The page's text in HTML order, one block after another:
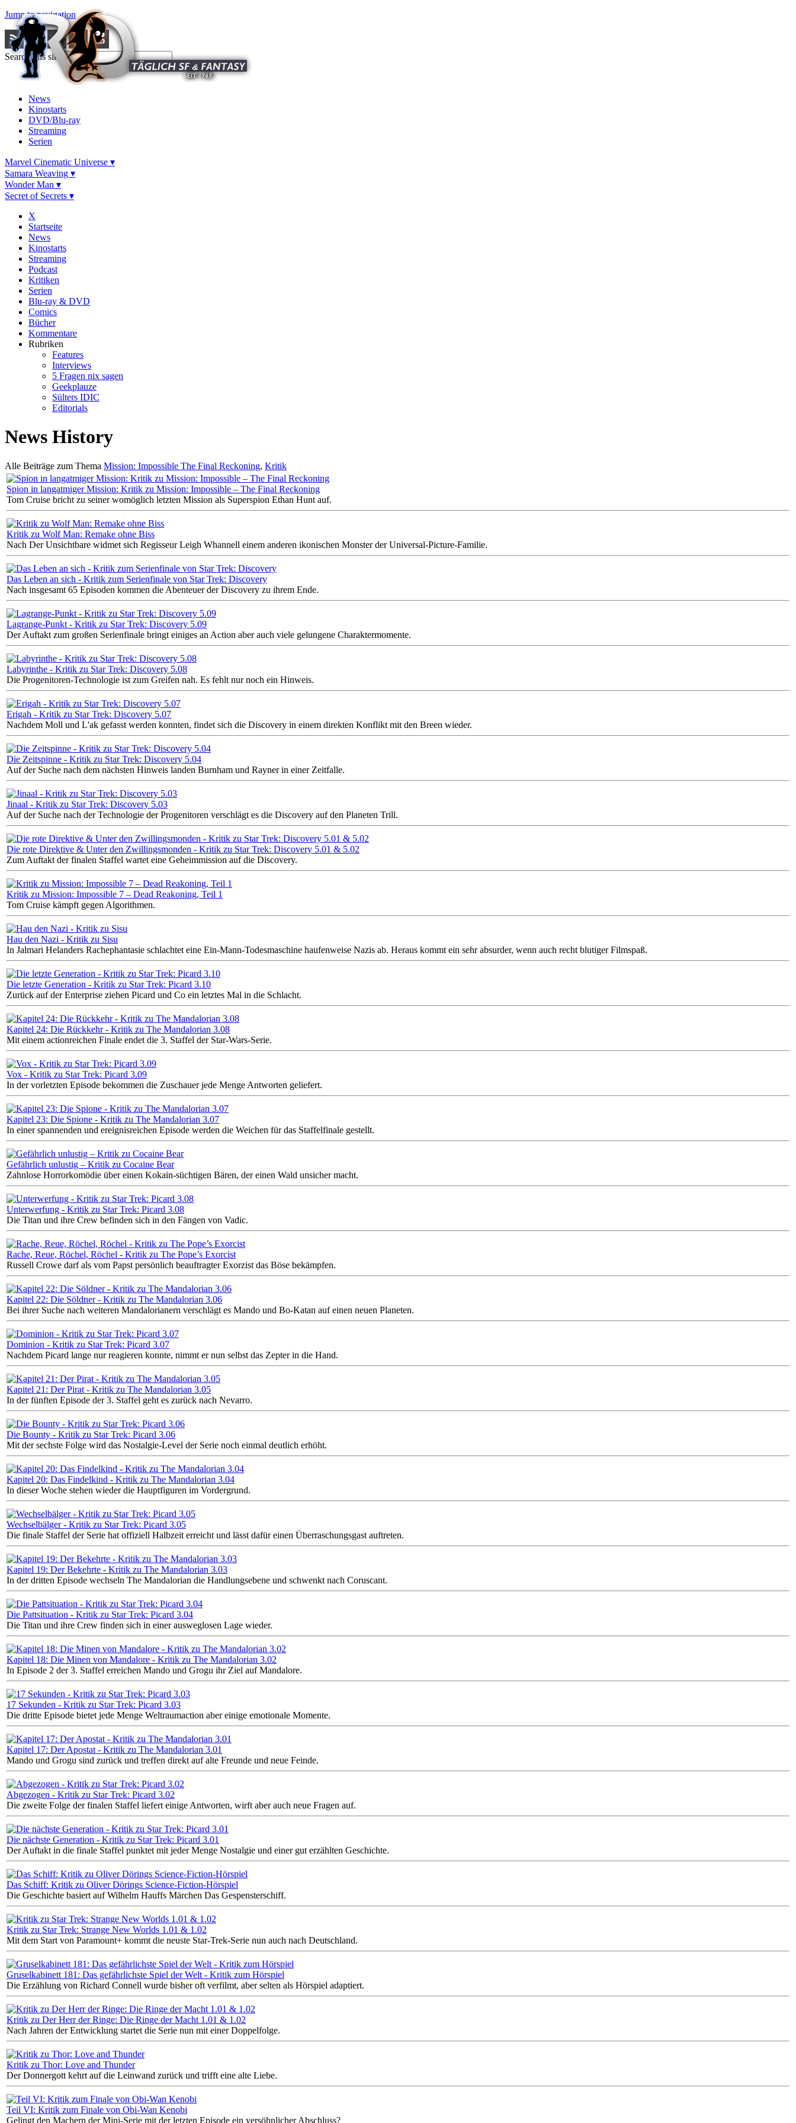
Jump to navigation
Search this site
News
Kinostarts
DVD/Blu-ray
Streaming
Serien
Marvel Cinematic Universe ▾
Samara Weaving ▾
Wonder Man ▾
Secret of Secrets ▾
X
Startseite
News
Kinostarts
Streaming
Podcast
Kritiken
Serien
Blu-ray & DVD
Comics
Bücher
Kommentare
Rubriken
Features
Interviews
5 Fragen nix sagen
Geekplauze
Sülters IDIC
Editorials
News History
Alle Beiträge zum Thema Mission: Impossible The Final Reckoning, Kritik
Spion in langatmiger Mission: Kritik zu Mission: Impossible – The Final Reckoning
Tom Cruise bricht zu seiner womöglich letzten Mission als Superspion Ethan Hunt auf.
Kritik zu Wolf Man: Remake ohne Biss
Nach Der Unsichtbare widmet sich Regisseur Leigh Whannell einem anderen ikonischen Monster der Universal-Picture-Familie.
Das Leben an sich - Kritik zum Serienfinale von Star Trek: Discovery
Nach insgesamt 65 Episoden kommen die Abenteuer der Discovery zu ihrem Ende.
Lagrange-Punkt - Kritik zu Star Trek: Discovery 5.09
Der Auftakt zum großen Serienfinale bringt einiges an Action aber auch viele gelungene Charaktermomente.
Labyrinthe - Kritik zu Star Trek: Discovery 5.08
Die Progenitoren-Technologie ist zum Greifen nah. Es fehlt nur noch ein Hinweis.
Erigah - Kritik zu Star Trek: Discovery 5.07
Nachdem Moll und L'ak gefasst werden konnten, findet sich die Discovery in einem direkten Konflikt mit den Breen wieder.
Die Zeitspinne - Kritik zu Star Trek: Discovery 5.04
Auf der Suche nach dem nächsten Hinweis landen Burnham und Rayner in einer Zeitfalle.
Jinaal - Kritik zu Star Trek: Discovery 5.03
Auf der Suche nach der Technologie der Progenitoren verschlägt es die Discovery auf den Planeten Trill.
Die rote Direktive & Unter den Zwillingsmonden - Kritik zu Star Trek: Discovery 5.01 & 5.02
Zum Auftakt der finalen Staffel wartet eine Geheimmission auf die Discovery.
Kritik zu Mission: Impossible 7 – Dead Reakoning, Teil 1
Tom Cruise kämpft gegen Algorithmen.
Hau den Nazi - Kritik zu Sisu
In Jalmari Helanders Rachephantasie schlachtet eine Ein-Mann-Todesmaschine haufenweise Nazis ab. Heraus kommt ein sehr absurder, wenn auch recht blutiger Filmspaß.
Die letzte Generation - Kritik zu Star Trek: Picard 3.10
Zurück auf der Enterprise ziehen Picard und Co ein letztes Mal in die Schlacht.
Kapitel 24: Die Rückkehr - Kritik zu The Mandalorian 3.08
Mit einem actionreichen Finale endet die 3. Staffel der Star-Wars-Serie.
Vox - Kritik zu Star Trek: Picard 3.09
In der vorletzten Episode bekommen die Zuschauer jede Menge Antworten geliefert.
Kapitel 23: Die Spione - Kritik zu The Mandalorian 3.07
In einer spannenden und ereignisreichen Episode werden die Weichen für das Staffelfinale gestellt.
Gefährlich unlustig – Kritik zu Cocaine Bear
Zahnlose Horrorkomödie über einen Kokain-süchtigen Bären, der einen Wald unsicher macht.
Unterwerfung - Kritik zu Star Trek: Picard 3.08
Die Titan und ihre Crew befinden sich in den Fängen von Vadic.
Rache, Reue, Röchel, Röchel - Kritik zu The Pope’s Exorcist
Russell Crowe darf als vom Papst persönlich beauftragter Exorzist das Böse bekämpfen.
Kapitel 22: Die Söldner - Kritik zu The Mandalorian 3.06
Bei ihrer Suche nach weiteren Mandalorianern verschlägt es Mando und Bo-Katan auf einen neuen Planeten.
Dominion - Kritik zu Star Trek: Picard 3.07
Nachdem Picard lange nur reagieren konnte, nimmt er nun selbst das Zepter in die Hand.
Kapitel 21: Der Pirat - Kritik zu The Mandalorian 3.05
In der fünften Episode der 3. Staffel geht es zurück nach Nevarro.
Die Bounty - Kritik zu Star Trek: Picard 3.06
Mit der sechste Folge wird das Nostalgie-Level der Serie noch einmal deutlich erhöht.
Kapitel 20: Das Findelkind - Kritik zu The Mandalorian 3.04
In dieser Woche stehen wieder die Hauptfiguren im Vordergrund.
Wechselbälger - Kritik zu Star Trek: Picard 3.05
Die finale Staffel der Serie hat offiziell Halbzeit erreicht und lässt dafür einen Überraschungsgast auftreten.
Kapitel 19: Der Bekehrte - Kritik zu The Mandalorian 3.03
In der dritten Episode wechseln The Mandalorian die Handlungsebene und schwenkt nach Coruscant.
Die Pattsituation - Kritik zu Star Trek: Picard 3.04
Die Titan und ihre Crew finden sich in einer ausweglosen Lage wieder.
Kapitel 18: Die Minen von Mandalore - Kritik zu The Mandalorian 3.02
In Episode 2 der 3. Staffel erreichen Mando und Grogu ihr Ziel auf Mandalore.
17 Sekunden - Kritik zu Star Trek: Picard 3.03
Die dritte Episode bietet jede Menge Weltraumaction aber einige emotionale Momente.
Kapitel 17: Der Apostat - Kritik zu The Mandalorian 3.01
Mando und Grogu sind zurück und treffen direkt auf alte Freunde und neue Feinde.
Abgezogen - Kritik zu Star Trek: Picard 3.02
Die zweite Folge der finalen Staffel liefert einige Antworten, wirft aber auch neue Fragen auf.
Die nächste Generation - Kritik zu Star Trek: Picard 3.01
Der Auftakt in die finale Staffel punktet mit jeder Menge Nostalgie und einer gut erzählten Geschichte.
Das Schiff: Kritik zu Oliver Dörings Science-Fiction-Hörspiel
Die Geschichte basiert auf Wilhelm Hauffs Märchen Das Gespensterschiff.
Kritik zu Star Trek: Strange New Worlds 1.01 & 1.02
Mit dem Start von Paramount+ kommt die neuste Star-Trek-Serie nun auch nach Deutschland.
Gruselkabinett 181: Das gefährlichste Spiel der Welt - Kritik zum Hörspiel
Die Erzählung von Richard Connell wurde bisher oft verfilmt, aber selten als Hörspiel adaptiert.
Kritik zu Der Herr der Ringe: Die Ringe der Macht 1.01 & 1.02
Nach Jahren der Entwicklung startet die Serie nun mit einer Doppelfolge.
Kritik zu Thor: Love and Thunder
Der Donnergott kehrt auf die Leinwand zurück und trifft eine alte Liebe.
Teil VI: Kritik zum Finale von Obi-Wan Kenobi
Gelingt den Machern der Mini-Serie mit der letzten Episode ein versöhnlicher Abschluss?